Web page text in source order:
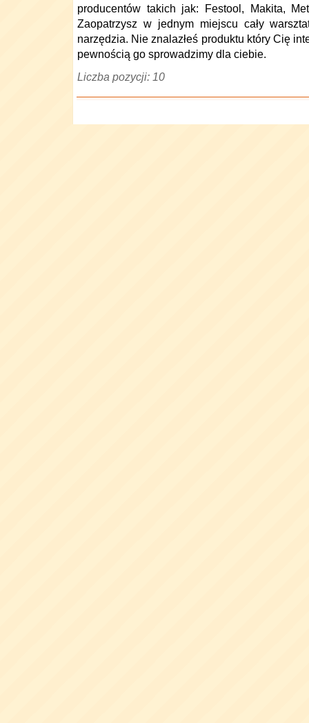
producentów takich jak: Festool, Makita,
Zaopatrzysz w jednym miejscu cały
narzędzia. Nie znalazłeś produktu który Cię
pewnością go sprowadzimy dla ciebie.
Liczba pozycji: 10